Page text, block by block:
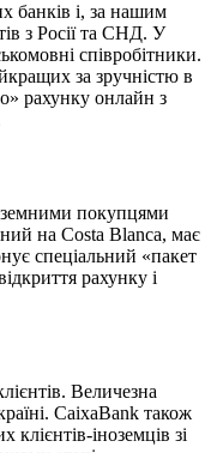
банків і, за нашим
з Росії та СНД. У
співробітники.
за зручністю в
рахунку онлайн з
покупцями
на Costa Blanca, має
спеціальний «пакет
рахунку і
Величезна
CaixaBank також
іноземців зі